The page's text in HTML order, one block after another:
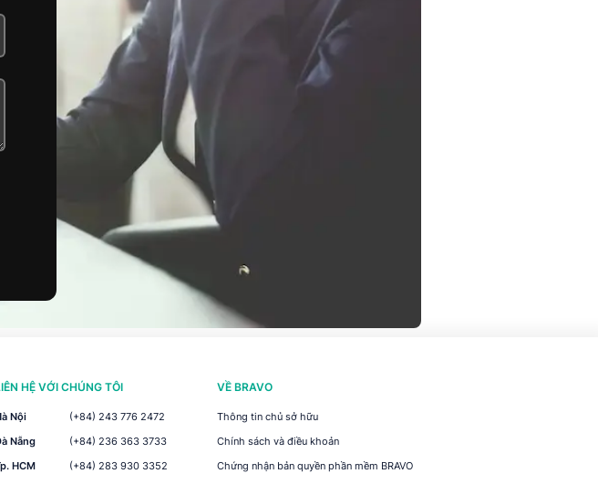
HỆ VỚI CHÚNG TÔI
Nội
(+84) 243 776 2472
Nẵng
(+84) 236 363 3733
HCM
(+84) 283 930 3352
VỀ BRAVO
Thông tin chủ sở hữu
Chính sách và điều khoản
Chứng nhận bản quyền phần mềm BRAVO